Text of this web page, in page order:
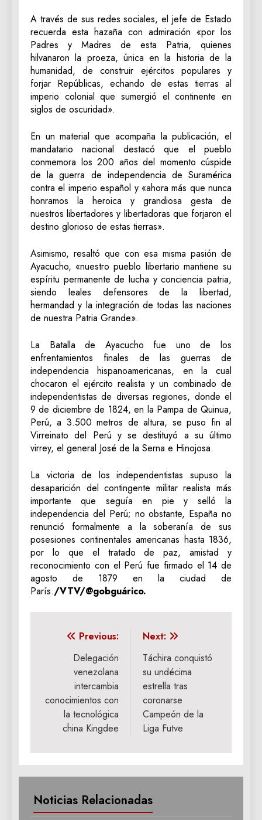
A través de sus redes sociales, el jefe de Estado
recuerda esta hazaña con admiración «por los
Padres y Madres de esta Patria, quienes
hilvanaron la proeza, única en la historia de la
humanidad, de construir ejércitos populares y
forjar Repúblicas, echando de estas tierras al
imperio colonial que sumergió el continente en
siglos de oscuridad».
En un material que acompaña la publicación, el
mandatario nacional destacó que el pueblo
conmemora los 200 años del momento cúspide
de la guerra de independencia de Suramérica
contra el imperio español y «ahora más que nunca
honramos la heroica y grandiosa gesta de
nuestros libertadores y libertadoras que forjaron el
destino glorioso de estas tierras».
Asimismo, resaltó que con esa misma pasión de
Ayacucho, «nuestro pueblo libertario mantiene su
espíritu permanente de lucha y conciencia patria,
siendo leales defensores de la libertad,
hermandad y la integración de todas las naciones
de nuestra Patria Grande».
La Batalla de Ayacucho fue uno de los
enfrentamientos finales de las guerras de
independencia hispanoamericanas, en la cual
chocaron el ejército realista y un combinado de
independentistas de diversas regiones, donde el
9 de diciembre de 1824, en la Pampa de Quinua,
Perú, a 3.500 metros de altura, se puso fin al
Virreinato del Perú y se destituyó a su último
virrey, el general José de la Serna e Hinojosa.
La victoria de los independentistas supuso la
desaparición del contingente militar realista más
importante que seguía en pie y selló la
independencia del Perú; no obstante, España no
renunció formalmente a la soberanía de sus
posesiones continentales americanas hasta 1836,
por lo que el tratado de paz, amistad y
reconocimiento con el Perú fue firmado el 14 de
agosto de 1879 en la ciudad de
París./VTV/@gobguárico.
Navegación
entradas
Previous:
Delegación
venezolana
intercambia
conocimientos con
la tecnológica
china Kingdee
Next:
Táchira conquistó
su undécima
estrella tras
coronarse
Campeón de la
Liga Futve
Noticias Relacionadas